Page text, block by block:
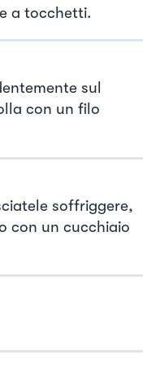
a tocchetti.
sul
con un filo
soffriggere,
con un cucchiaio